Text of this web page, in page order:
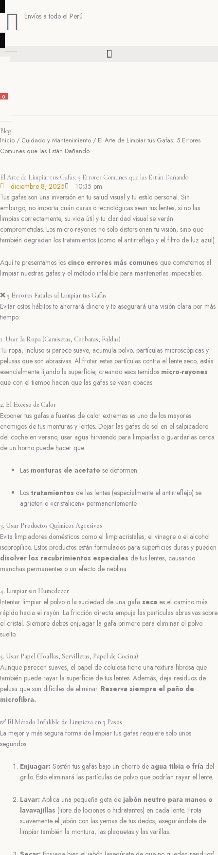
al
Envíos a todo el Perú
0
CART
Blog
Inicio / Cuidado y Mantenimiento / El Arte de Limpiar tus Gafas: 5 Errores
Comunes que las Están Dañando
El Arte de Limpiar tus Gafas: 5 Errores Comunes que las Están Dañando
diciembre 8, 2025
10:35 pm
Tus gafas son una inversión en tu salud visual y tu estilo personal. Sin
embargo, no importa cuán caras o tecnológicas sean tus lentes, si no las
limpias correctamente, su vida útil y tu claridad visual se verán
comprometidas. Los micro-rayones no solo distorsionan tu visión, sino que
también degradan los tratamientos (como el antirreflejo y el filtro de luz azul).
Aquí te presentamos los cinco errores más comunes que cometemos al
limpiar nuestras gafas y el método infalible para mantenerlas impecables.
❌ 5 Errores Fatales al Limpiar tus Gafas
Evitar estos hábitos te ahorrará dinero y te asegurará una visión clara por más
tiempo:
1. Usar la Ropa (Camisetas, Corbatas, Faldas)
Tu ropa, incluso si parece suave, acumula polvo, partículas microscópicas y
pelusas que son abrasivas. Al frotar estas partículas contra el lente seco, estás
esencialmente lijando la superficie, creando esos temidos micro-rayones
que con el tiempo hacen que las gafas se vean opacas.
2. El Exceso de Calor
Exponer tus gafas a fuentes de calor extremas es uno de los mayores
enemigos de tus monturas y lentes. Dejar las gafas de sol en el salpicadero
del coche en verano, usar agua hirviendo para limpiarlas o guardarlas cerca
de un horno puede hacer que:
Las monturas de acetato se deformen.
Los tratamientos de las lentes (especialmente el antirreflejo) se
agrieten o «cristalicen» permanentemente.
3. Usar Productos Químicos Agresivos
Evita limpiadores domésticos como el limpiacristales, el vinagre o el alcohol
isopropílico. Estos productos están formulados para superficies duras y pueden
disolver los recubrimientos especiales de tus lentes, causando
manchas permanentes o un efecto de neblina.
4. Limpiar sin Humedecer
Intentar limpiar el polvo o la suciedad de una gafa seca es el camino más
rápido hacia el rayón. La fricción directa empuja las partículas abrasivas sobre
el cristal. Siempre debes enjuagar la gafa primero para eliminar el polvo
suelto.
5. Usar Papel (Toallas, Servilletas, Papel de Cocina)
Aunque parecen suaves, el papel de celulosa tiene una textura fibrosa que
también puede rayar la superficie de tus lentes. Además, deja residuos de
pelusa que son difíciles de eliminar. Reserva siempre el paño de
microfibra.
✅ El Método Infalible de Limpieza en 3 Pasos
La mejor y más segura forma de limpiar tus gafas requiere solo unos
segundos:
Enjuagar: Sostén tus gafas bajo un chorro deagua tibia o fría del
grifo. Esto eliminará las partículas de polvo que podrían rayar el lente.
Lavar: Aplica una pequeña gota de jabón neutro para manos o
lavavajillas (libre de lociones o hidratantes) en cada lente. Frota
suavemente el jabón con las yemas de tus dedos, asegurándote de
limpiar también la montura, las plaquetas y las varillas.